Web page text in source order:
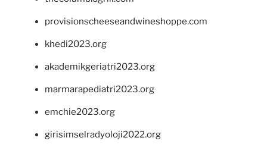
provisionscheeseandwineshoppe.com
khedi2023.org
akademikgeriatri2023.org
marmarapediatri2023.org
emchie2023.org
girisimselradyoloji2022.org